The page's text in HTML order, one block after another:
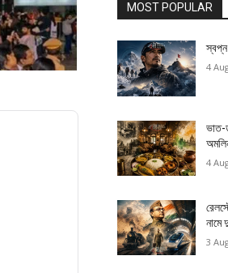
MOST POPULAR
স্বপ্ন
4
ভাত-
4
নামে
3